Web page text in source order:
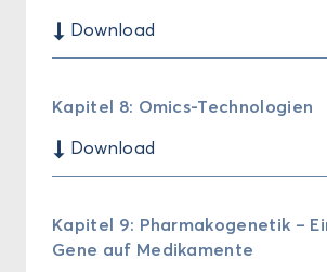
$ Down­load
Ka­pi­tel 8: Omics-​Technologien
$ Down­load
Ka­pi­tel 9: Phar­ma­ko­ge­ne­tik –
Gene auf Me­di­ka­men­te